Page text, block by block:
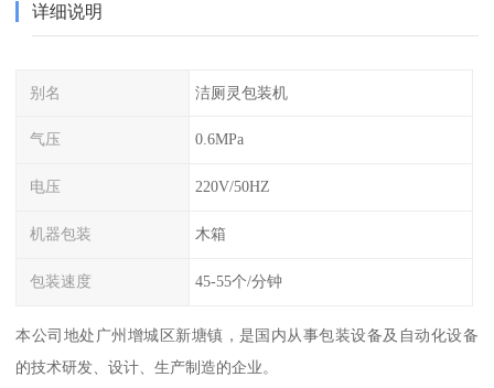
详细说明
别名 洁厕灵包装机
气压 0.6MPa
电压 220V/50HZ
机器包装 木箱
包装速度 45-55个/分钟
本公司地处广州增城区新塘镇，是国内从事包装设备及自动化设备
的技术研发、设计、生产制造的企业。